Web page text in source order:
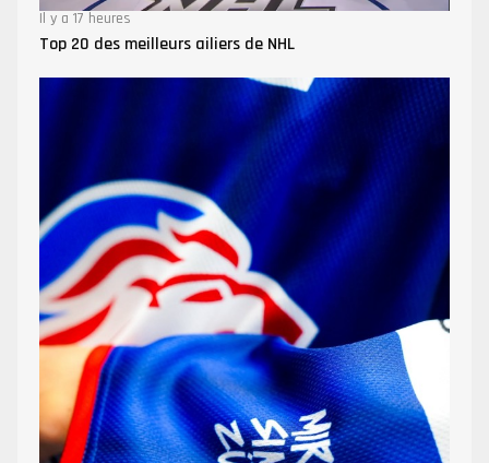
Il y a 17 heures
Top 20 des meilleurs ailiers de NHL